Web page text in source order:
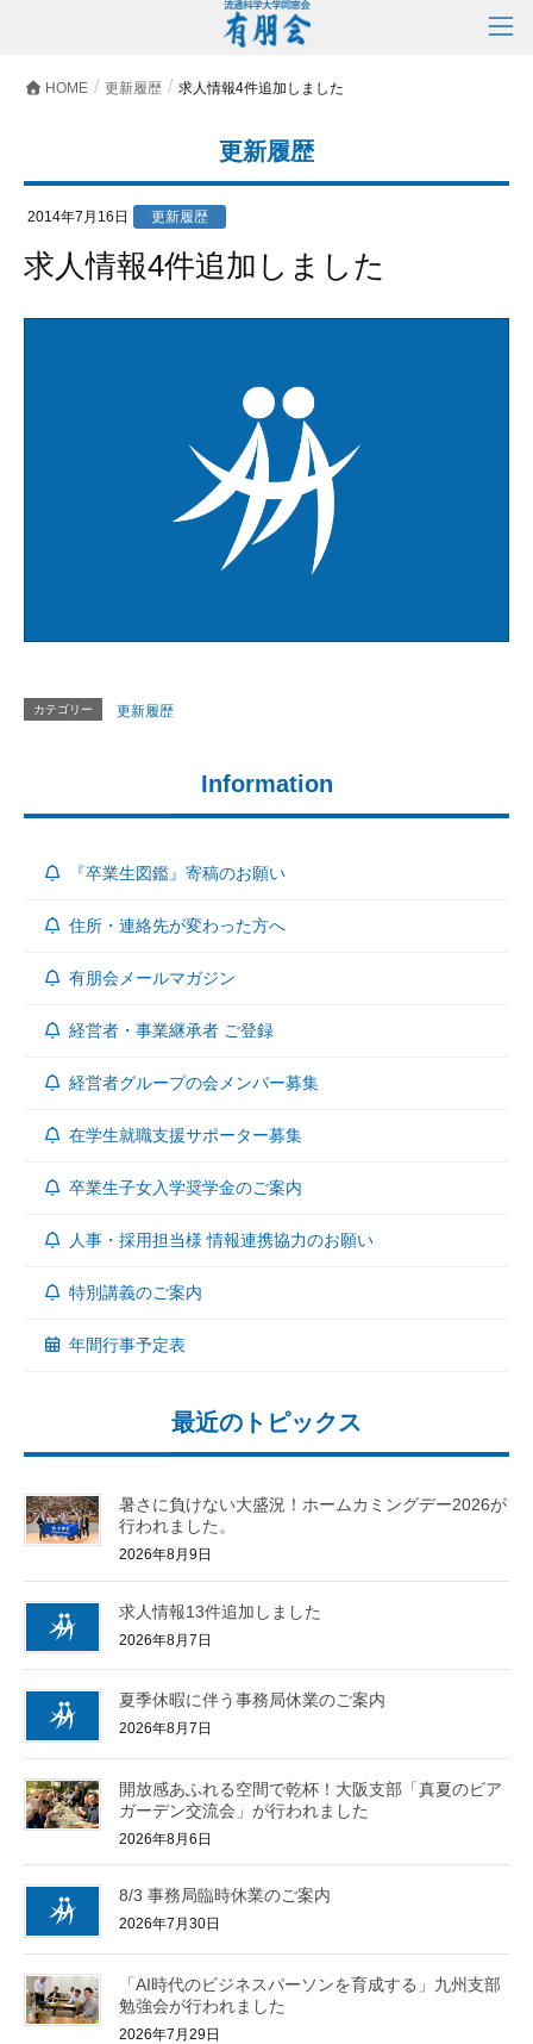
HOME 更新履歴 求人情報4件追加しました
更新履歴
2014年7月16日 更新履歴
求人情報4件追加しました
カテゴリー 更新履歴
Information
『卒業生図鑑』寄稿のお願い
住所・連絡先が変わった方へ
有朋会メールマガジン
経営者・事業継承者 ご登録
経営者グループの会メンバー募集
在学生就職支援サポーター募集
卒業生子女入学奨学金のご案内
人事・採用担当様 情報連携協力のお願い
特別講義のご案内
年間行事予定表
最近のトピックス
暑さに負けない大盛況！ホームカミングデー2026が
行われました。
2026年8月9日
求人情報13件追加しました
2026年8月7日
夏季休暇に伴う事務局休業のご案内
2026年8月7日
開放感あふれる空間で乾杯！大阪支部「真夏のビア
ガーデン交流会」が行われました
2026年8月6日
8/3 事務局臨時休業のご案内
2026年7月30日
「AI時代のビジネスパーソンを育成する」九州支部
勉強会が行われました
2026年7月29日